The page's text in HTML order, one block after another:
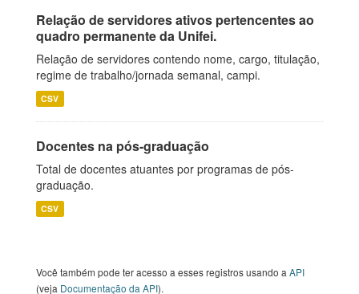
Relação de servidores ativos pertencentes ao
quadro permanente da Unifei.
Relação de servidores contendo nome, cargo, titulação,
regime de trabalho/jornada semanal, campi.
CSV
Docentes na pós-graduação
Total de docentes atuantes por programas de pós-
graduação.
CSV
Você também pode ter acesso a esses registros usando a API
(veja Documentação da API).